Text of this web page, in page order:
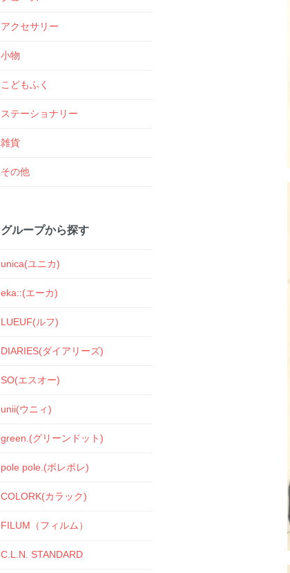
アクセサリー
小物
こどもふく
ステーショナリー
雑貨
その他
グループから探す
unica(ユニカ)
eka::(エーカ)
LUEUF(ルフ)
DIARIES(ダイアリーズ)
SO(エスオー)
unii(ウニィ)
green.(グリーンドット)
pole pole.(ポレポレ)
COLORK(カラック)
FILUM（フィルム）
C.L.N. STANDARD